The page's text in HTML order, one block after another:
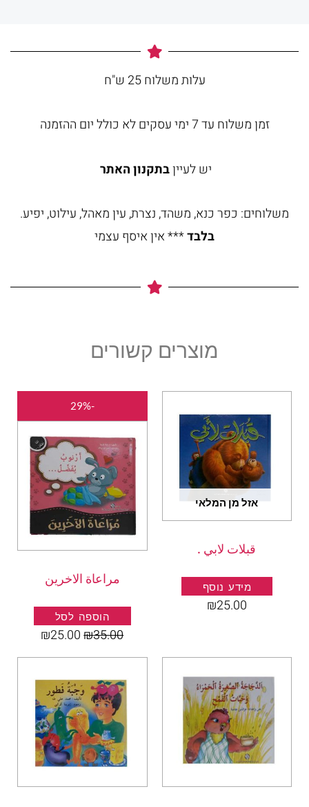
עלות משלוח 25 ש"ח
זמן משלוח עד 7 ימי עסקים לא כולל יום ההזמנה
יש לעייןבתקנון האתר
משלוחים: כפר כנא, משהד, נצרת, עין מאהל, עילוט, יפיע.
בלבד*** אין איסף עצמי
מוצרים קשורים
אזל מן המלאי
قبلات لابي .
מידע נוסף
₪25.00
-29%
مراعاة الاخرين
הוספה לסל
₪35.00
המחיר
המקורי
₪35.00.
₪25.00
₪25.00.